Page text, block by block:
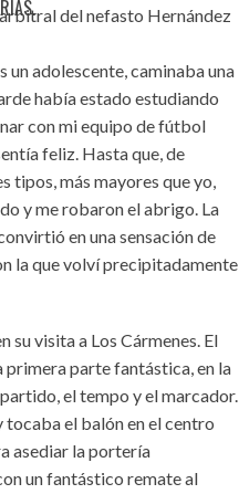
del nefasto Hernández
un adolescente, caminaba una
había estado estudiando
con mi equipo de fútbol
feliz. Hasta que, de
tipos, más mayores que yo,
y me robaron el abrigo. La
en una sensación de
la que volví precipitadamente
su visita a Los Cármenes. El
primera parte fantástica, en la
el tempo y el marcador.
el balón en el centro
asediar la portería
un fantástico remate al